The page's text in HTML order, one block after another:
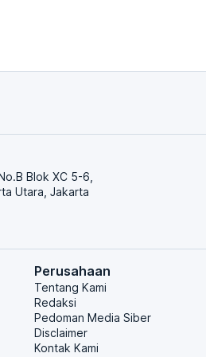
Blok XC 5-6,
Utara, Jakarta
Perusahaan
Tentang Kami
Redaksi
Pedoman Media Siber
Disclaimer
Kontak Kami